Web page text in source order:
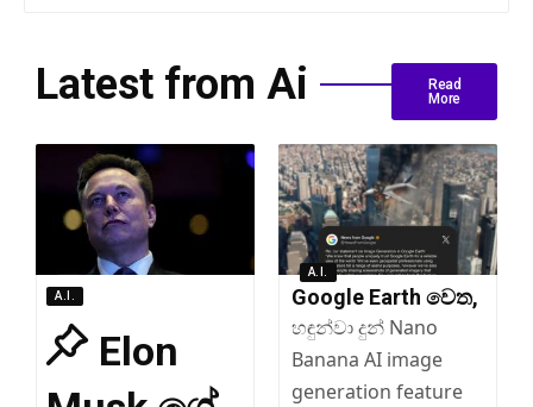
Latest from Ai
Read
More
A.I.
Elon
A.I.
Google Earth වෙත,
හඳුන්වා දුන් Nano
Banana AI image
generation feature